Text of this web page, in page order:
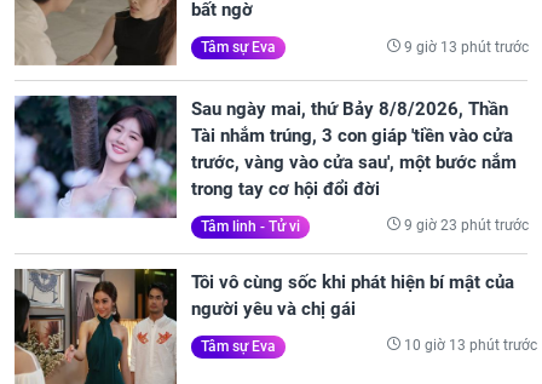
bất ngờ
Tâm sự Eva 9 giờ 13 phút trước
Sau ngày mai, thứ Bảy 8/8/2026, Thần
Tài nhắm trúng, 3 con giáp 'tiền vào cửa
trước, vàng vào cửa sau', một bước nắm
trong tay cơ hội đổi đời
Tâm linh - Tử vi 9 giờ 23 phút trước
Tôi vô cùng sốc khi phát hiện bí mật của
người yêu và chị gái
Tâm sự Eva 10 giờ 13 phút trước